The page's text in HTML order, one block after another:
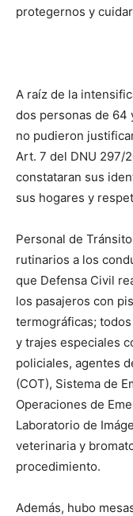
protegernos y
A raíz de la
dos personas de 64
no pudieron
Art. 7 del DNU 297/
constataran sus
sus hogares y
Personal de
rutinarios a los
que Defensa Civil
los pasajeros con
termográficas;
y trajes especiales
policiales, agentes
(COT), Sistema de
Operaciones de
Laboratorio de
veterinaria y
procedimiento.
Además, hubo